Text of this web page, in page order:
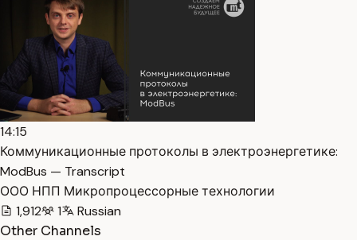
14:15
Коммуникационные протоколы в электроэнергетике:
ModBus — Transcript
ООО НПП Микропроцессорные технологии
1,912
1
Russian
Other Channels